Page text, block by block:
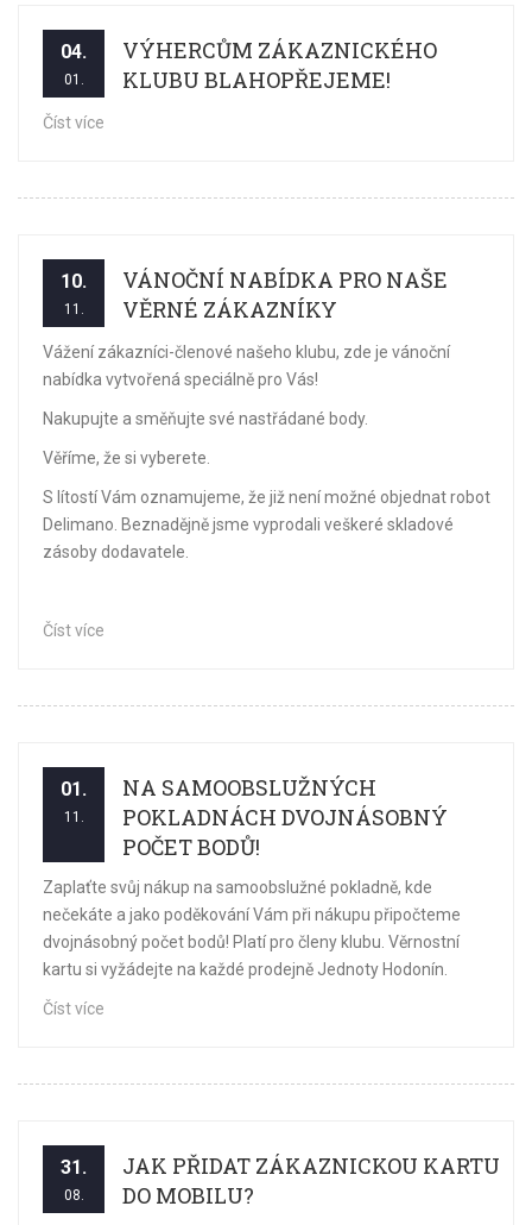
04.
01.
VÝHERCŮM ZÁKAZNICKÉHO
KLUBU BLAHOPŘEJEME!
Číst více
10.
11.
VÁNOČNÍ NABÍDKA PRO NAŠE
VĚRNÉ ZÁKAZNÍKY
Vážení zákazníci-členové našeho klubu, zde je vánoční
nabídka vytvořená speciálně pro Vás!
Nakupujte a směňujte své nastřádané body.
Věříme, že si vyberete.
S lítostí Vám oznamujeme, že již není možné objednat robot
Delimano. Beznadějně jsme vyprodali veškeré skladové
zásoby dodavatele.
Číst více
01.
11.
NA SAMOOBSLUŽNÝCH
POKLADNÁCH DVOJNÁSOBNÝ
POČET BODŮ!
Zaplaťte svůj nákup na samoobslužné pokladně, kde
nečekáte a jako poděkování Vám při nákupu připočteme
dvojnásobný počet bodů! Platí pro členy klubu. Věrnostní
kartu si vyžádejte na každé prodejně Jednoty Hodonín.
Číst více
31.
08.
JAK PŘIDAT ZÁKAZNICKOU KARTU
DO MOBILU?